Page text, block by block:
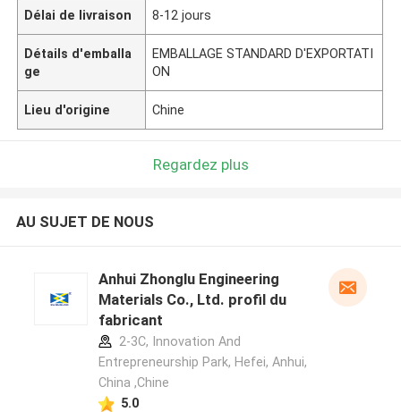
Délai de livraison 8-12 jours
Détails d'emballa
ge
EMBALLAGE STANDARD D'EXPORTATI
ON
Lieu d'origine Chine
Regardez plus
AU SUJET DE NOUS
Anhui Zhonglu Engineering
Materials Co., Ltd. profil du
fabricant
2-3C, Innovation And
Entrepreneurship Park, Hefei, Anhui,
China ,Chine
5.0